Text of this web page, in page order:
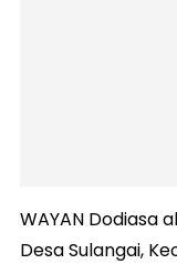
WAYAN Dodiasa
Desa Sulangai,